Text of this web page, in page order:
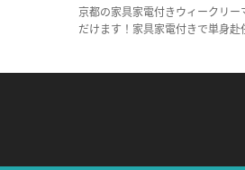
京都の家具家電付きウィークリ
だけます！家具家電付きで単身赴